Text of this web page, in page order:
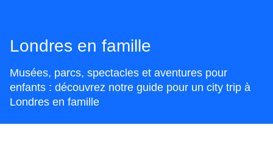
Londres en famille
Musées, parcs, spectacles et aventures pour
enfants : découvrez notre guide pour un city trip à
Londres en famille